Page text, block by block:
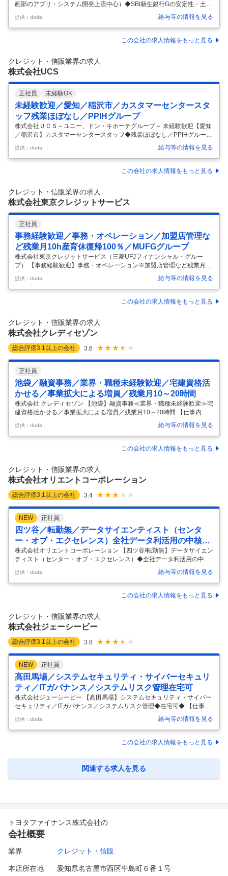
画部のアプリ・システム開発上流中心）◆SBI新生銀行Gの安定性・土日
祝休◆ 【仕事内容】 【八丁堀】社内SE（商品企画部のアプリ・システ
ム開発上流中心）◆SBI新生銀行Gの安定性・土日祝休◆ 【具体的な仕
事内容】 ≪Sier・ベンダー出身者歓迎／緊急作業年数回程度・土日祝
休・所定労働7時間20分／企画・設計メイン／在宅可／充実した福利厚
たシステムのアプリケーションの保守・開発に係る業務を担当いただき
ます。 キャッシュレス関連の業務に携われる機会も多く、世の中の
提供：doda 給与等の情報を見る
この会社の求人情報をもっと見る
クレジット・信販業界の求人
株式会社UCS
正社員 未経験OK
未経験歓迎／愛知／稲沢市／カスタマーセンタースタ
ッフ残業ほぼなし／PPIHグループ
株式会社ＵＣＳ～ユニー、ドン・キホーテグループ～ 未経験歓迎【愛知
／稲沢市】カスタマーセンタースタッフ◆残業ほぼなし／PPIHグループ
【仕事内容】 未経験歓迎【愛知／稲沢市】カスタマーセンタースタッフ
◆残業ほぼなし／PPIHグループ 【具体的な仕事内容】 ～支払サポー
ト・問い合わせ対応／分析業務／OJT研修／資格支援／チーム連携／残
業ほぼなし～ お客様が安心してキャッシュレスを利用できるよう、支払
協力しながら進めるスタイルのため、チームで動くことが好きな方にぴ
ったり！知識は入社後に身につけられるので、未経験からでも挑戦でき
ます。…
提供：doda 給与等の情報を見る
この会社の求人情報をもっと見る
クレジット・信販業界の求人
株式会社東京クレジットサービス
正社員
事務経験歓迎／事務・オペレーション／加盟店管理な
ど残業月10h産育休復帰100％／MUFGグループ
株式会社東京クレジットサービス（三菱UFJフィナンシャル・グルー
プ） 【事務経験歓迎】事務・オペレーション※加盟店管理など残業月10
h産育休復帰100％/MUFGグループ 【仕事内容】 【事務経験歓迎】事
務・オペレーション※加盟店管理など残業月10h産育休復帰100％/MUFG
グループ 【具体的な仕事内容】 【クレジットカード加盟店を支える事務
／ノルマ無し／年次有給取得日数14日以上／基本的に定時退社を推奨◎
10h以内。ノルマはなくご自身のご都合に合わせてお休みを取ることが
できます。月の残業時間は10時間を超えないことを目
提供：doda 給与等の情報を見る
この会社の求人情報をもっと見る
クレジット・信販業界の求人
株式会社クレディセゾン
総合評価3.1 以上の会社 3.6
正社員
池袋／融資事務／業界・職種未経験歓迎／宅建資格活
かせる／事業拡大による増員／残業月10～20時間
株式会社 クレディセゾン 【池袋】融資事務≪業界・職種未経験歓迎≫宅
建資格活かせる／事業拡大による増員／残業月10～20時間 【仕事内
容】 【池袋】融資事務≪業界・職種未経験歓迎≫宅建資格活かせる／事
業拡大による増員／残業月10～20時間 【具体的な仕事内容】 【宅建資
格取得者歓迎・資格を活かし専門領域へチャレンジ可/不動産ファイナン
スに関する幅広い業務に従事/専門性◎】 ■業務内容 営業と並び、事業拡
融リスク管理や不動産評価、契約実務などの専門性を磨けます。 ・不動
産関連ローン（住宅ローン、不動産担保ローン、不動産投資ローンなど
…
提供：doda 給与等の情報を見る
この会社の求人情報をもっと見る
クレジット・信販業界の求人
株式会社オリエントコーポレーション
総合評価3.1 以上の会社 3.4
NEW 正社員
四ツ谷／転勤無／データサイエンティスト（センタ
ー・オブ・エクセレンス）全社データ利活用の中核部
門
株式会社オリエントコーポレーション 【四ツ谷/転勤無】データサイエン
ティスト（センター・オブ・エクセレンス）◆全社データ利活用の中核
部門 【仕事内容】 【四ツ谷/転勤無】データサイエンティスト（センタ
ー・オブ・エクセレンス）◆全社データ利活用の中核部門 【具体的な仕
事内容】 【AIの力でビジネスを変革/機械学習・データ分析の経験を活か
し、最先端技術を実務レベルで展開/技術力・企画力・提案力を磨ける環
用し、収益拡大や業務課題の解決を支援する全社横断型のCoE（Center
of Excellence）部門です。業務プロセスの改善
提供：doda 給与等の情報を見る
この会社の求人情報をもっと見る
クレジット・信販業界の求人
株式会社ジェーシービー
総合評価3.1 以上の会社 3.8
NEW 正社員
高田馬場／システムセキュリティ・サイバーセキュリ
ティ／ITガバナンス／システムリスク管理在宅可
株式会社ジェーシービー 【高田馬場】システムセキュリティ・サイバー
セキュリティ／ITガバナンス／システムリスク管理◆在宅可◆ 【仕事内
容】 【高田馬場】システムセキュリティ・サイバーセキュリティ／ITガ
バナンス／システムリスク管理◆在宅可◆ 【具体的な仕事内容】 ■業務
概要 システムリスク統括組織にて、システムセキュリティに関する全社
統制・サイバーセキュリティ管理態勢高度化に向けた施策の企画・推進
理に関する企画の立案・推進 ・情報システムのセキュリティに関する全
社統制 ・サイバーセキュリティリスク管理態勢高度化に向けた企画・
提供：doda 給与等の情報を見る
この会社の求人情報をもっと見る
関連する求人を見る
トヨタファイナンス株式会社の
会社概要
業界 クレジット・信販
本店所在地 愛知県名古屋市西区牛島町６番１号